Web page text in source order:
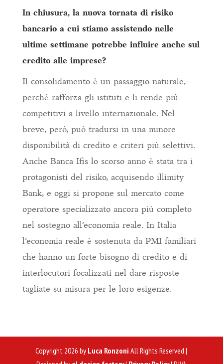
In chiusura, la nuova tornata di risiko
bancario a cui stiamo assistendo nelle
ultime settimane potrebbe influire anche sul
credito alle imprese?
Il consolidamento è un passaggio naturale,
perché rafforza gli istituti e li rende più
competitivi a livello internazionale. Nel
breve, però, può tradursi in una minore
disponibilità di credito e criteri più selettivi.
Anche Banca Ifis lo scorso anno è stata tra i
protagonisti del risiko, acquisendo illimity
Bank, e oggi si propone sul mercato come
operatore specializzato ancora più completo
nel sostegno all’economia reale. In Italia
l’economia reale è sostenuta da PMI familiari
che hanno un forte bisogno di credito e di
interlocutori focalizzati nel dare risposte
tagliate su misura per le loro esigenze.
Copyright 2026 by Luca Ronzoni All Rights Reserved |